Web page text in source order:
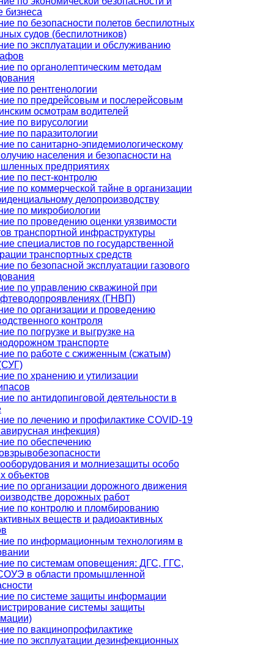
бизнеса
по безопасности полетов беспилотных
судов (беспилотников)
по эксплуатации и обслуживанию
по органолептическим методам
по рентгенологии
по предрейсовым и послерейсовым
осмотрам водителей
по вирусологии
по паразитологии
по санитарно-эпидемиологическому
населения и безопасности на
предприятиях
по пест-контролю
по коммерческой тайне в организации
делопроизводству
по микробиологии
по проведению оценки уязвимости
транспортной инфраструктуры
специалистов по государственной
транспортных средств
по безопасной эксплуатации газового
по управлению скважиной при
(ГНВП)
по организации и проведению
контроля
по погрузке и выгрузке на
транспорте
по работе с сжиженным (сжатым)
по хранению и утилизации
по антидопинговой деятельности в
по лечению и профилактике COVID-19
инфекция)
по обеспечению
и молниезащиты особо
объектов
по организации дорожного движения
дорожных работ
по контролю и пломбированию
веществ и радиоактивных
по информационным технологиям в
по системам оповещения: ДГС, ГГС,
в области промышленной
по системе защиты информации
системы защиты
по вакцинопрофилактике
по эксплуатации дезинфекционных